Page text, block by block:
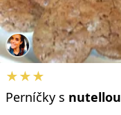
★★★
Perníčky s nutellou